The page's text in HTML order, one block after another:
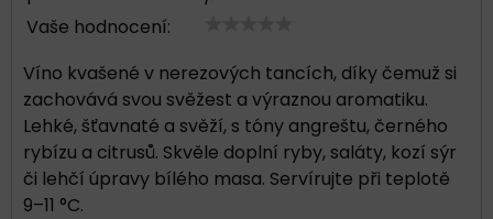
Vaše hodnocení:
Víno kvašené v nerezových tancích, díky čemuž si
zachovává svou svěžest a výraznou aromatiku.
Lehké, šťavnaté a svěží, s tóny angreštu, černého
rybízu a citrusů. Skvěle doplní ryby, saláty, kozí sýr
či lehčí úpravy bílého masa. Servírujte při teplotě
9–11 °C.